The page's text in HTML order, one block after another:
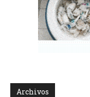
Archivos